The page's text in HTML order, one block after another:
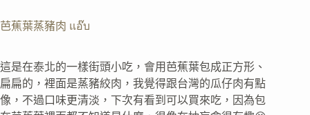
芭蕉葉蒸豬肉 แอ๊บ
這是在泰北的一樣街頭小吃，會用芭蕉葉包成正方形、
扁扁的，裡面是蒸豬絞肉，我覺得跟台灣的瓜仔肉有點
像，不過口味更清淡，下次有看到可以買來吃，因為包